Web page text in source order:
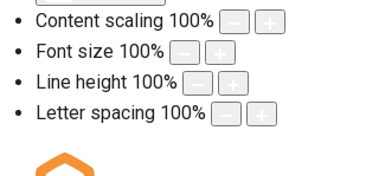
Content scaling 100%
Font size 100%
Line height 100%
Letter spacing 100%